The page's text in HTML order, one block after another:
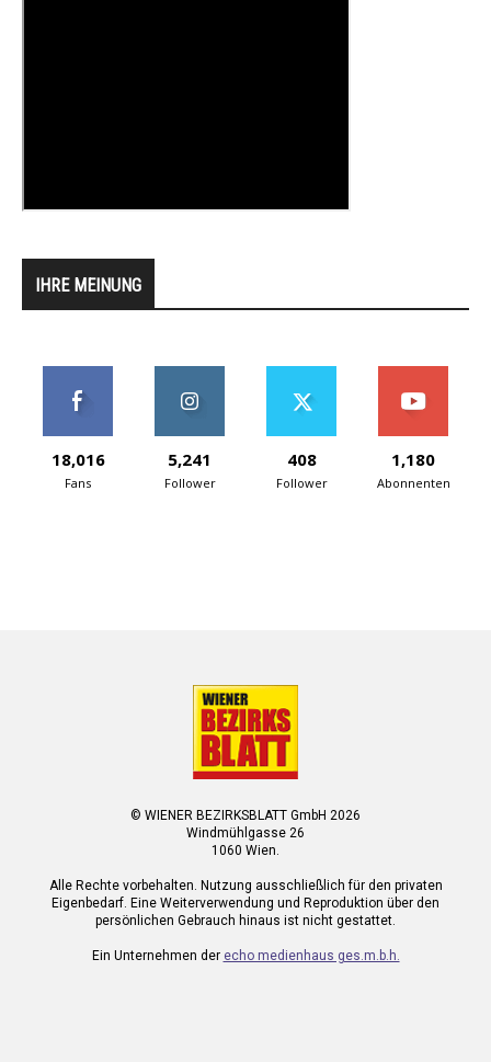
IHRE MEINUNG
18,016
Fans
5,241
Follower
408
Follower
1,180
Abonnenten
© WIENER BEZIRKSBLATT GmbH 2026
Windmühlgasse 26
1060 Wien.
Alle Rechte vorbehalten. Nutzung ausschließlich für den privaten
Eigenbedarf. Eine Weiterverwendung und Reproduktion über den
persönlichen Gebrauch hinaus ist nicht gestattet.
Ein Unternehmen der echo medienhaus ges.m.b.h.